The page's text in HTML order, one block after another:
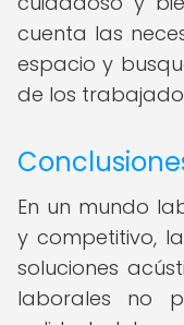
cuenta las
espacio y
de los
En un mundo
y competitivo,
soluciones
laborales no